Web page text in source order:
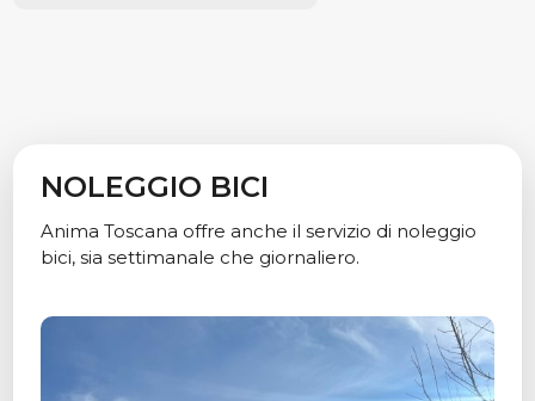
NOLEGGIO BICI
Anima Toscana offre anche il servizio di noleggio
bici, sia settimanale che giornaliero.